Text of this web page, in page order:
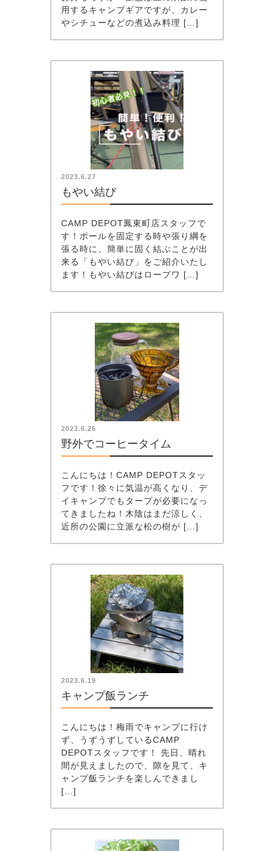
用するキャンプギアですが、カレー
やシチューなどの煮込み料理 […]
2023.6.27
もやい結び
CAMP DEPOT鳳東町店スタッフで
す！ポールを固定する時や張り綱を
張る時に、簡単に固く結ぶことが出
来る「もやい結び」をご紹介いたし
ます！もやい結びはロープワ […]
2023.6.26
野外でコーヒータイム
こんにちは！CAMP DEPOTスタッ
フです！徐々に気温が高くなり、デ
イキャンプでもタープが必要になっ
てきましたね！木陰はまだ涼しく、
近所の公園に立派な松の樹が […]
2023.6.19
キャンプ飯ランチ
こんにちは！梅雨でキャンプに行け
ず、うずうずしているCAMP
DEPOTスタッフです！ 先日、晴れ
間が見えましたので、隙を見て、キ
ャンプ飯ランチを楽しんできまし
[…]